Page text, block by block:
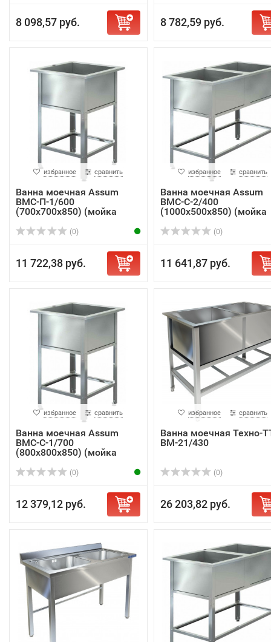
8 098,57 руб. 8 782,59 руб.
избранное сравнить
Ванна моечная Assum
ВМС-П-1/600
(700х700х850) (мойка
AISI...
(0)
11 722,38 руб.
избранное сравнить
Ванна моечная Assum
ВМС-С-2/400
(1000х500х850) (мойка
AIS...
(0)
11 641,87 руб.
избранное сравнить
Ванна моечная Assum
ВМС-С-1/700
(800х800х850) (мойка
AISI...
(0)
12 379,12 руб.
избранное сравнить
Ванна моечная Техно-
ВМ-21/430
(0)
26 203,82 руб.